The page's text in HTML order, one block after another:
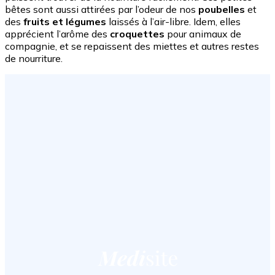
bêtes sont aussi attirées par l’odeur de nos poubelles et
des fruits et légumes laissés à l’air-libre. Idem, elles
apprécient l’arôme des croquettes pour animaux de
compagnie, et se repaissent des miettes et autres restes
de nourriture.